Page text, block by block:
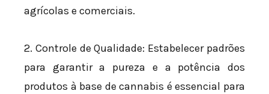
agrícolas e comerciais.
2. Controle de Qualidade: Estabelecer padrões
para garantir a pureza e a potência dos
produtos à base de cannabis é essencial para